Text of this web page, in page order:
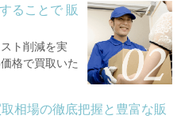
ることで 販
ト削減を実
格で買取いた
相場の徹底把握と豊富な販